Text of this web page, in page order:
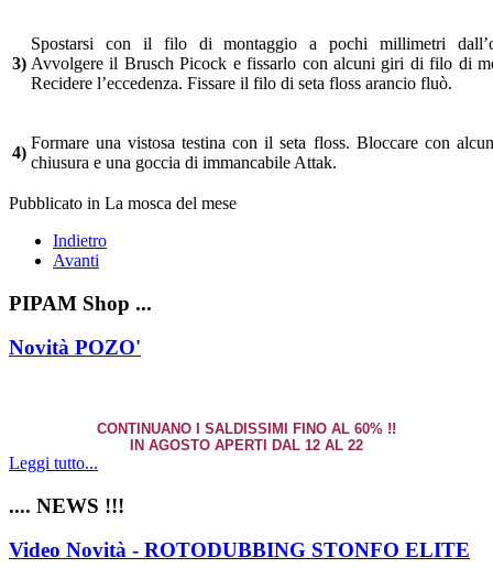
3)
Spostarsi con il filo di montaggio a pochi millimetri
Avvolgere il Brusch Picock e fissarlo con alcuni giri di filo di
Recidere l’eccedenza. Fissare il filo di seta floss arancio fluò.
4)
Formare una vistosa testina con il seta floss. Bloccare con
chiusura e una goccia di immancabile Attak.
Pubblicato in La mosca del mese
Indietro
Avanti
PIPAM Shop ...
Novità POZO'
CONTINUANO I SALDISSIMI FINO AL 60% !!
IN AGOSTO APERTI DAL 12 AL 22
Leggi tutto...
.... NEWS !!!
Video Novità - ROTODUBBING STONFO ELITE